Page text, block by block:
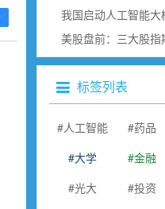
标签列表
人工智能 药品
大学
金融
光大
投资